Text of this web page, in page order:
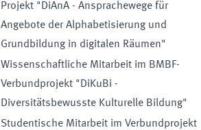
Projekt "DiAnA - Ansprachewege für
Angebote der Alphabetisierung und
Grundbildung in digitalen Räumen"
Wissenschaftliche Mitarbeit im BMBF-
Verbundprojekt "DiKuBi -
Diversitätsbewusste Kulturelle Bildung"
Studentische Mitarbeit im Verbundprojekt